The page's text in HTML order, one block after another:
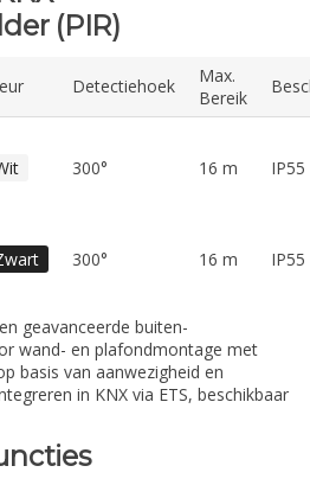
(PIR)
Detectiehoek
Max.
Bereik
300° 16 m IP55
300° 16 m IP55
geavanceerde buiten-
wand- en plafondmontage met
basis van aanwezigheid en
in KNX via ETS, beschikbaar